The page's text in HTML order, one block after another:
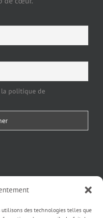
des technologies telles que
la politique de